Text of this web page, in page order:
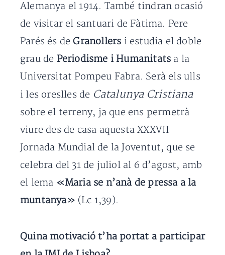
Alemanya el 1914. També tindran ocasió
de visitar el santuari de Fàtima. Pere
Parés és deGranollers i estudia el doble
grau de Periodisme i Humanitats a la
Universitat Pompeu Fabra. Serà els ulls
i les oreslles de Catalunya Cristiana
sobre el terreny, ja que ens permetrà
viure des de casa aquesta XXXVII
Jornada Mundial de la Joventut, que se
celebra del 31 de juliol al 6 d’agost, amb
el lema «Maria se n’anà de pressa a la
muntanya» (Lc 1,39).
Quina motivació t’ha portat a participar